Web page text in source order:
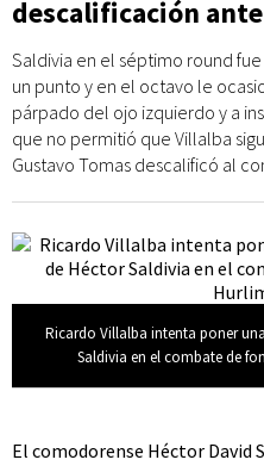
descalificación
Saldivia en el séptimo round
un punto y en el octavo le
párpado del ojo izquierdo y a
que no permitió que Villalba
Gustavo Tomas descalificó al
Ricardo Villalba intenta poner
Saldivia en el combate de
El comodorense Héctor David